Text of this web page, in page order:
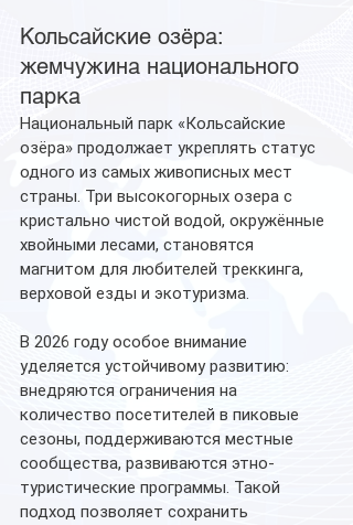
Кольсайские озёра:
жемчужина национального
парка
Национальный парк «Кольсайские
озёра» продолжает укреплять статус
одного из самых живописных мест
страны. Три высокогорных озера с
кристально чистой водой, окружённые
хвойными лесами, становятся
магнитом для любителей треккинга,
верховой езды и экотуризма.
В 2026 году особое внимание
уделяется устойчивому развитию:
внедряются ограничения на
количество посетителей в пиковые
сезоны, поддерживаются местные
сообщества, развиваются этно-
туристические программы. Такой
подход позволяет сохранить